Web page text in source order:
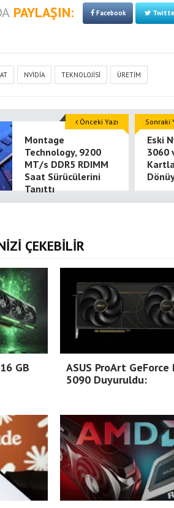
PAYLAŞIN: Facebook
NVIDIA TEKNOLOJISI ÜRETIM
Montage
Technology, 9200
MT/s DDR5 RDIMM
Saat Sürücülerini
Tanıttı
Önceki Yazı
Eski
3060
Sonraki
ÇEKEBİLİR
GB
ASUS ProArt GeForce
5090 Duyuruldu: